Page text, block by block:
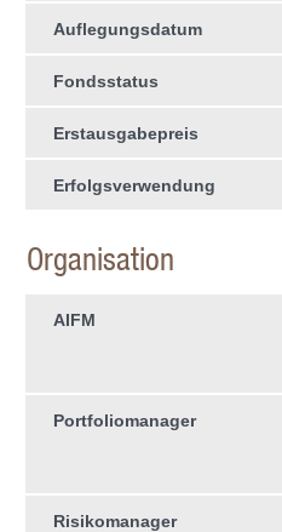
Auflegungsdatum
Fondsstatus
Erstausgabepreis
Erfolgsverwendung
Organisation
AIFM
Portfoliomanager
Risikomanager